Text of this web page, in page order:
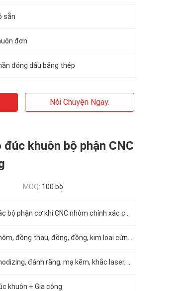
sẵn
đơn
đóng dấu bằng thép
Nói Chuyện Ngay.
khuôn bộ phận CNC
MOQ: 100 bộ
khuôn + Gia công